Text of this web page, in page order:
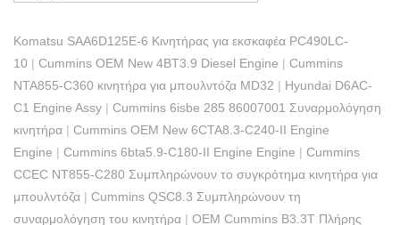
Komatsu SAA6D125E-6 Κινητήρας για εκσκαφέα PC490LC-
10 | Cummins OEM New 4BT3.9 Diesel Engine | Cummins
NTA855-C360 κινητήρα για μπουλντόζα MD32 | Hyundai D6AC-
C1 Engine Assy | Cummins 6isbe 285 86007001 Συναρμολόγηση
κινητήρα | Cummins OEM New 6CTA8.3-C240-II Engine
Engine | Cummins 6bta5.9-C180-II Engine Engine | Cummins
CCEC NT855-C280 Συμπληρώνουν το συγκρότημα κινητήρα για
μπουλντόζα | Cummins QSC8.3 Συμπληρώνουν τη
συναρμολόγηση του κινητήρα | OEM Cummins B3.3T Πλήρης